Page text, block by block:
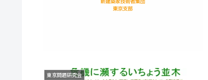
東京問題研究会